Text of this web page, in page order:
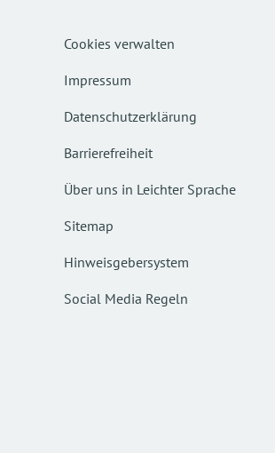
Cookies verwalten
Impressum
Datenschutzerklärung
Barrierefreiheit
Über uns in Leichter Sprache
Sitemap
Hinweisgebersystem
Social Media Regeln